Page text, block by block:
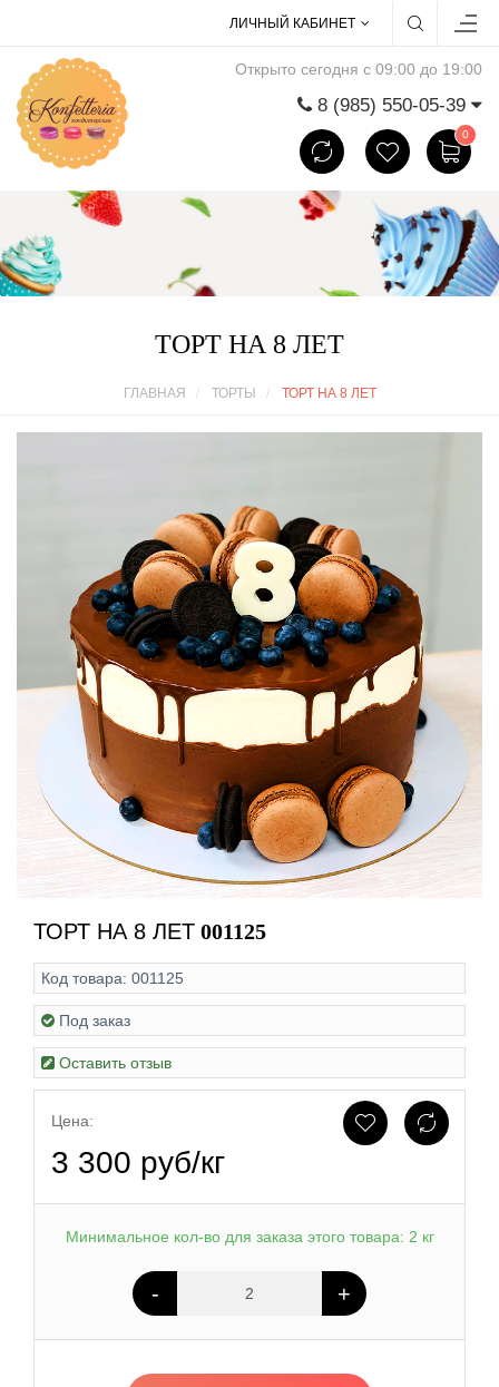
ЛИЧНЫЙ КАБИНЕТ
Открыто сегодня с 09:00 до 19:00
8 (985) 550-05-39
0
ТОРТ НА 8 ЛЕТ
ГЛАВНАЯ ТОРТЫ ТОРТ НА 8 ЛЕТ
ТОРТ НА 8 ЛЕТ 001125
Код товара: 001125
Под заказ
Оставить отзыв
Цена:
3 300 руб/кг
Минимальное кол-во для заказа этого товара: 2 кг
- +